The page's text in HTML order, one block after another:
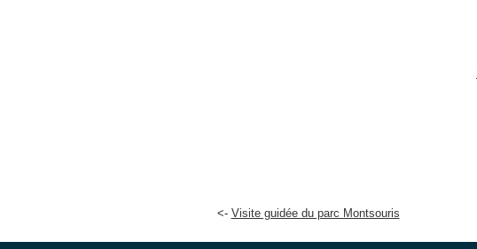
Visite guidée du parc Montsouris